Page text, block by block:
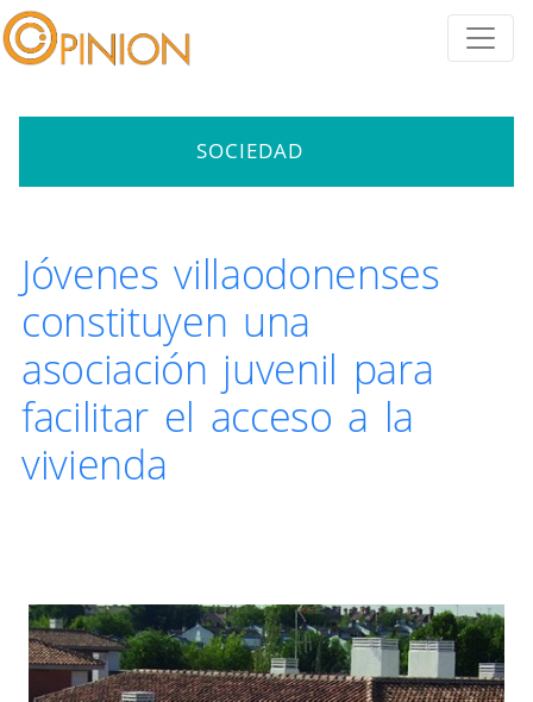
SOCIEDAD
Jóvenes villaodonenses
constituyen una
asociación juvenil para
facilitar el acceso a la
vivienda